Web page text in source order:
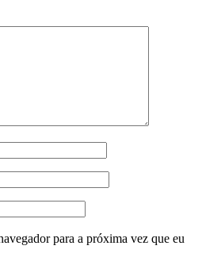
para a próxima vez que eu